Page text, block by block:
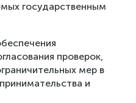
государственным
проверок,
мер в
и